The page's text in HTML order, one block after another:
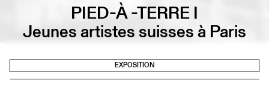
PIED-À -TERRE I
Jeunes artistes suisses à Paris
EXPOSITION